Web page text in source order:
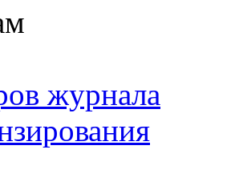
журнала